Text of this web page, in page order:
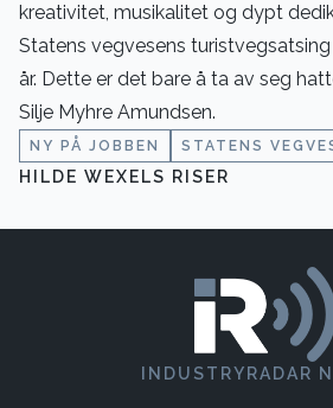
kreativitet, musikalitet og dypt
Statens vegvesens
år. Dette er det bare å ta av seg
Silje Myhre Amundsen.
NY PÅ JOBBEN STATENS
HILDE WEXELS RISER
INDUSTRYRADAR